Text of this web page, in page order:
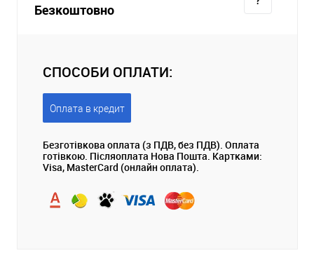
Безкоштовно
СПОСОБИ ОПЛАТИ:
Оплата в кредит
Безготівкова оплата (з ПДВ, без ПДВ). Оплата
готівкою. Післяоплата Нова Пошта. Картками:
Visa, MasterCard (онлайн оплата).